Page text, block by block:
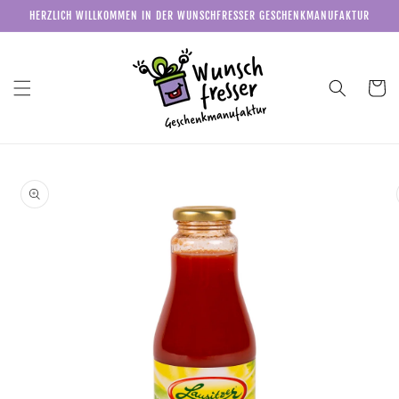
zum
Inhalt
HERZLICH WILLKOMMEN IN DER WUNSCHFRESSER GESCHENKMANUFAKTUR